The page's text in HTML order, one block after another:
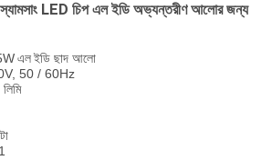
LED চিপএল ইডি অভ্যন্তরীণ আলোরজন্য
এলইডি ছাদ আলো
50 / 60Hz